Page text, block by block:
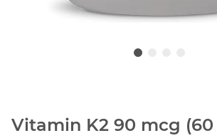
Vitamin K2 90 mcg (60